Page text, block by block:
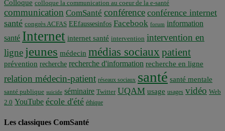
Colloque colloque la communication au coeur de la e-santé
communication ComSanté conférence conférence internet
santé congrès ACFAS EEfaussesinfos Facebook forum information
santé Internet internet santé intervention intervention en
ligne jeunes médecin médias sociaux patient
prévention recherche recherche d'information recherche en ligne
relation médecin-patient réseaux sociaux santé santé mentale
santé publique suicide séminaire Twitter UQAM usage usages vidéo Web
2.0 YouTube école d'été éthique
Les classiques ComSanté